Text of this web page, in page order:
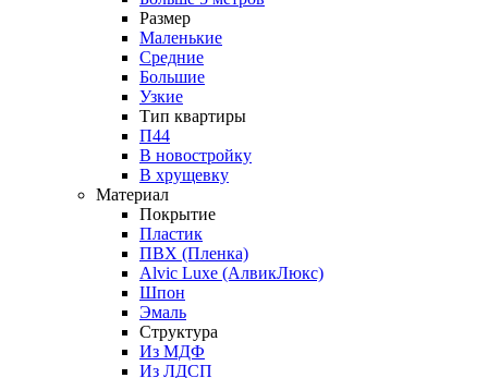
Размер
Маленькие
Средние
Большие
Узкие
Тип квартиры
П44
В новостройку
В хрущевку
Материал
Покрытие
Пластик
ПВХ (Пленка)
Alvic Luxe (АлвикЛюкс)
Шпон
Эмаль
Структура
Из МДФ
Из ЛДСП